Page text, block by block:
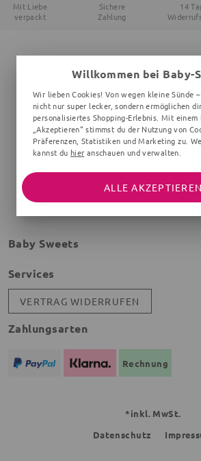
Mit Liebe
verpackt
Sichere
Zahlung
14
Kontaktiere unseren
support@baby-
Montag - Freitag von 08:00 -
Baby Sweets
Services
VERTRAG WIDERRUFEN
Zahlungsarten
Rechnung
*inkl. MwSt.
Datenschutz
Willkommen bei Baby-
Wir lieben Cookies! Von wegen kleine Sünde
nicht nur super lecker, sondern ermöglichen
personalisiertes Shopping-Erlebnis. Mit
„Akzeptieren“ stimmst du der Nutzung von
Präferenzen, Statistiken und Marketing zu.
kannst du hier anschauen und verwalten.
ALLE AKZEPTIEREN